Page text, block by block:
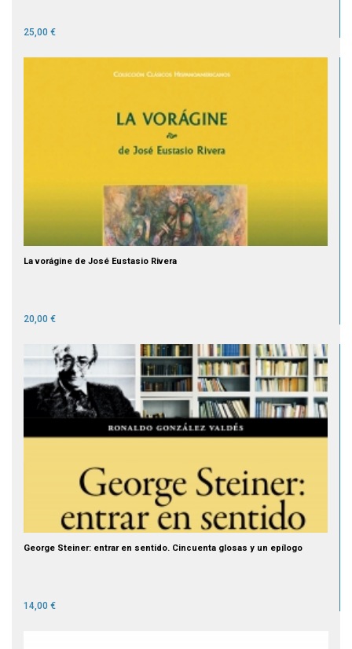
25,00 €
La vorágine de José Eustasio Rivera
20,00 €
George Steiner: entrar en sentido. Cincuenta glosas y un epílogo
14,00 €